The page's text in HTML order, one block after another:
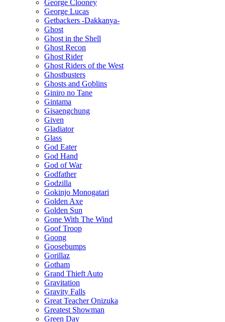
George Clooney
George Lucas
Getbackers -Dakkanya-
Ghost
Ghost in the Shell
Ghost Recon
Ghost Rider
Ghost Riders of the West
Ghostbusters
Ghosts and Goblins
Giniro no Tane
Gintama
Gisaengchung
Given
Gladiator
Glass
God Eater
God Hand
God of War
Godfather
Godzilla
Gokinjo Monogatari
Golden Axe
Golden Sun
Gone With The Wind
Goof Troop
Goong
Goosebumps
Gorillaz
Gotham
Grand Thieft Auto
Gravitation
Gravity Falls
Great Teacher Onizuka
Greatest Showman
Green Day